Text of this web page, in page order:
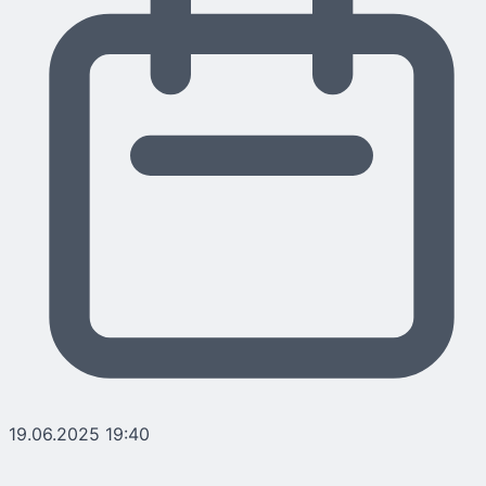
19.06.2025 19:40